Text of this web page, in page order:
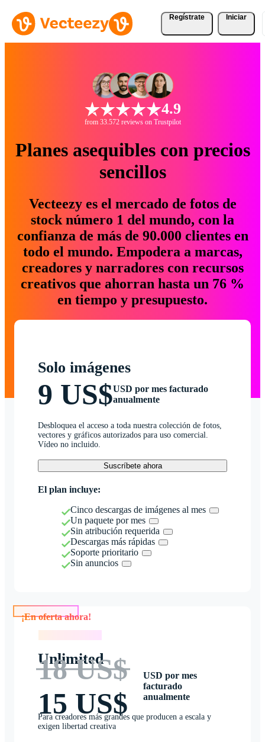
Regístrate Iniciar
4.9
from 33.572 reviews on Trustpilot
Planes asequibles con precios
sencillos
Vecteezy es el mercado de fotos de
stock número 1 del mundo, con la
confianza de más de 90.000 clientes en
todo el mundo. Empodera a marcas,
creadores y narradores con recursos
creativos que ahorran hasta un 76 %
en tiempo y presupuesto.
Solo imágenes
9 US$USD por mes facturado
anualmente
Desbloquea el acceso a toda nuestra colección de fotos,
vectores y gráficos autorizados para uso comercial.
Vídeo no incluido.
Suscríbete ahora
El plan incluye:
Cinco descargas de imágenes al mes
Un paquete por mes
Sin atribución requerida
Descargas más rápidas
Soporte prioritario
Sin anuncios
Unlimited
18 US$
15 US$
USD por mes
facturado
anualmente
Para creadores más grandes que producen a escala y
exigen libertad creativa